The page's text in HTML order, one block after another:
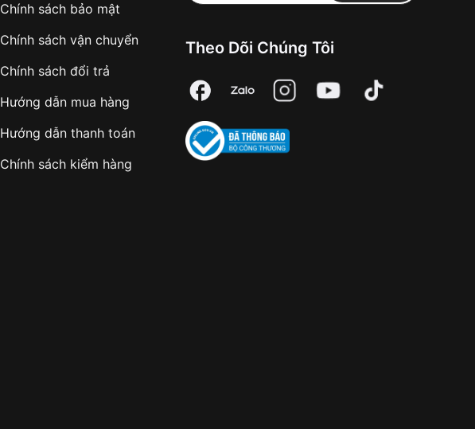
Chính sách bảo mật
Chính sách vận chuyển
Chính sách đổi trả
Hướng dẫn mua hàng
Hướng dẫn thanh toán
Chính sách kiểm hàng
Theo Dõi Chúng Tôi